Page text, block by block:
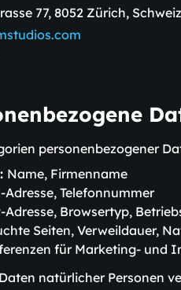
77, 8052 Zürich, Schweiz
personenbezogener
Name, Firmenname
Adresse, Telefonnummer
Adresse, Browsertyp,
Seiten, Verweildauer,
für Marketing- und
natürlicher Personen